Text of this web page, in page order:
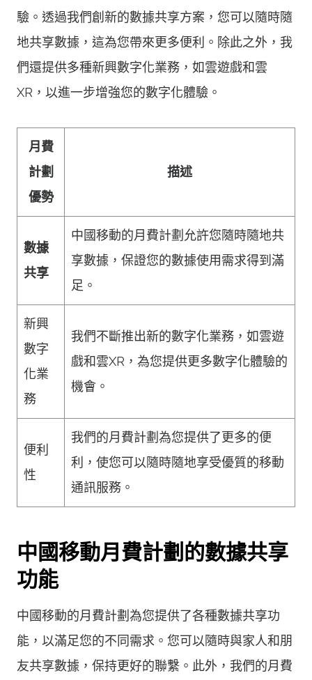
驗。透過我們創新的數據共享方案，您可以隨時隨
地共享數據，這為您帶來更多便利。除此之外，我
們還提供多種新興數字化業務，如雲遊戲和雲
XR，以進一步增強您的數字化體驗。
月費
計劃
優勢
描述
數據
共享
中國移動的月費計劃允許您隨時隨地共
享數據，保證您的數據使用需求得到滿
足。
新興
數字
化業
務
我們不斷推出新的數字化業務，如雲遊
戲和雲XR，為您提供更多數字化體驗的
機會。
便利
性
我們的月費計劃為您提供了更多的便
利，使您可以隨時隨地享受優質的移動
通訊服務。
中國移動月費計劃的數據共享
功能
中國移動的月費計劃為您提供了各種數據共享功
能，以滿足您的不同需求。您可以隨時與家人和朋
友共享數據，保持更好的聯繫。此外，我們的月費